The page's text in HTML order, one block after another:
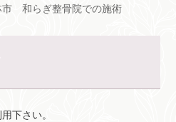
市 和らぎ整骨院での施術
下さい。